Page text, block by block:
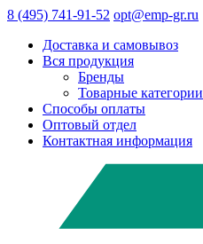
8 (495) 741-91-52 opt@emp-gr.ru
Доставка и самовывоз
Вся продукция
Бренды
Товарные категории
Способы оплаты
Оптовый отдел
Контактная информация